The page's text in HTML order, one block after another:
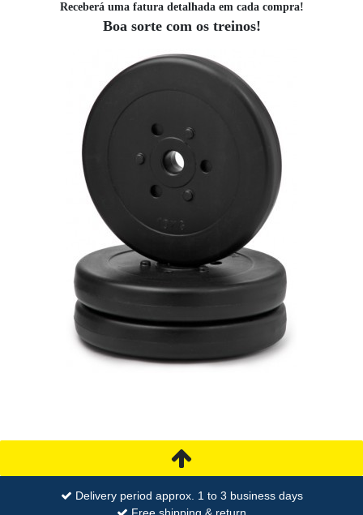
Receberá uma fatura detalhada em cada compra!
Boa sorte com os treinos!
Delivery period approx. 1 to 3 business days